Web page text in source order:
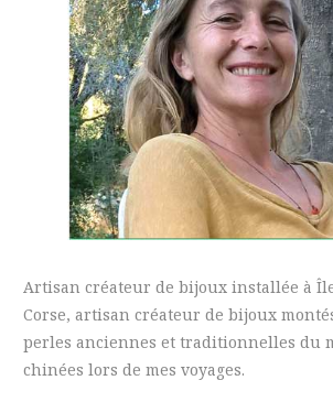
Artisan créateur de bijoux installée à
Corse, artisan créateur de bijoux
perles anciennes et traditionnelles du
chinées lors de mes voyages.